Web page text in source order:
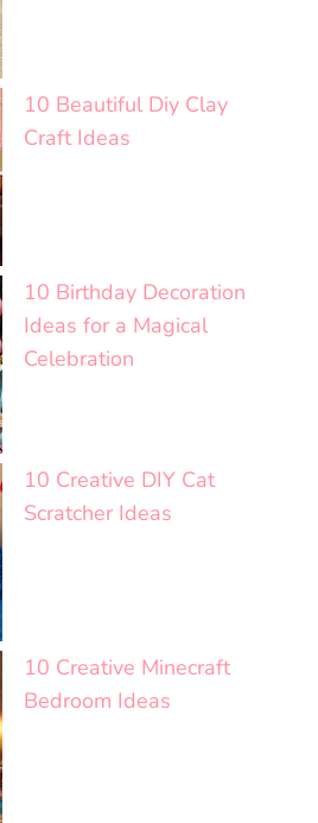
10 Beautiful Diy Clay
Craft Ideas
10 Birthday Decoration
Ideas for a Magical
Celebration
10 Creative DIY Cat
Scratcher Ideas
10 Creative Minecraft
Bedroom Ideas